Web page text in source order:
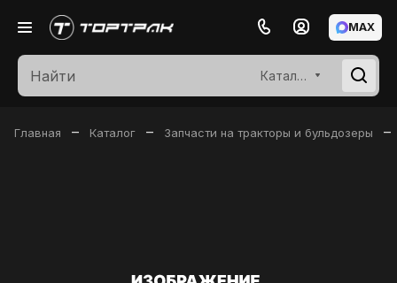
Каталог
MAX
Главная – Каталог – Запчасти на тракторы и бульдозеры –